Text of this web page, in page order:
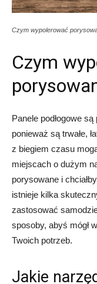
Czym wypolerować
Czym
Panele podłogowe
ponieważ są trwałe,
z biegiem czasu
miejscach o dużym
porysowane i
istnieje kilka
zastosować
sposoby, abyś mógł
Twoich potrzeb.
Jakie